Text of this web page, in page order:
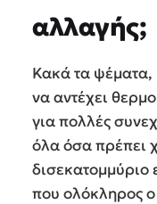
αλλαγής;
Κακά τα ψέματα,
να αντέχει
για πολλές
όλα όσα πρέπει
δισεκατομμύριο
που ολόκληρος